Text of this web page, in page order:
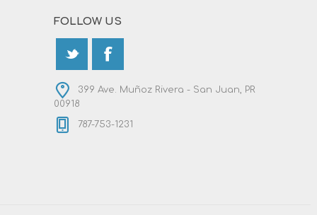
FOLLOW US
399 Ave. Muñoz Rivera - San Juan, PR
00918
787-753-1231